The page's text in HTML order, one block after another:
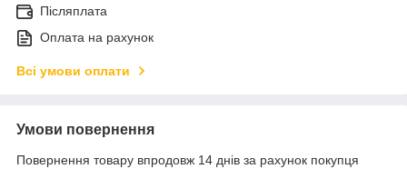
Післяплата
Оплата на рахунок
Всі умови оплати
Умови повернення
Повернення товару впродовж 14 днів за рахунок покупця